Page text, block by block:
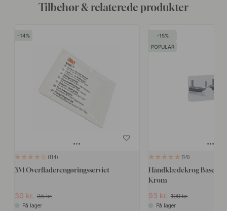
Tilbehør & relaterede produkter
14
114
3M Overfladerengøringsserviet
30 kr. 35 kr.
På lager
15
POPULAR
14
Håndklædekrog Base
Krom
93 kr. 109 kr.
På lager